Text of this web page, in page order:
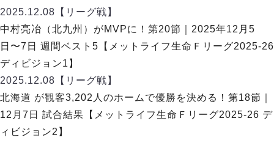
クラブ
チケット
メディア情報
フットサル日本代表
その他
順位表
戦績表
警告・退場・出場停止選手
個人ランキング｜ゴール
個人ランキング｜シュート
個人ランキング｜シュート成功率
個人ランキング｜第2PK
メットライフ生命Ｆ１リーグ
エスポラーダ北海道
バルドラール浦安
フウガドールすみだ
しながわシティ
立川アスレティックFC
ペスカドーラ町田
チケットを買う
アリーナ情報
リーグ概要 ABOUT US
2025.12.08 【リーグ戦】
中村亮冶（北九州）がMVPに！第20節｜2025年12月5
日〜7日 週間ベスト5【メットライフ生命Ｆリーグ2025-26
ディビジョン1】
2025.12.08 【リーグ戦】
北海道 が観客3,202人のホームで優勝を決める！第18節｜
12月7日 試合結果【メットライフ生命Ｆリーグ2025-26 デ
ィビジョン2】